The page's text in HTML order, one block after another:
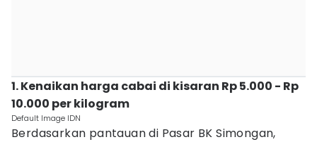
1. Kenaikan harga cabai di kisaran Rp 5.000 - Rp
10.000 per kilogram
Default Image IDN
Berdasarkan pantauan di Pasar BK Simongan,